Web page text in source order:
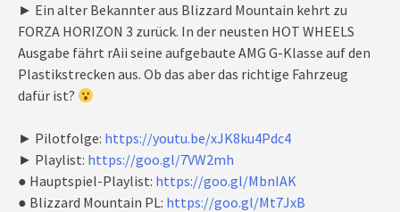
► Ein alter Bekannter aus Blizzard Mountain kehrt zu
FORZA HORIZON 3 zurück. In der neusten HOT WHEELS
Ausgabe fährt rAii seine aufgebaute AMG G-Klasse auf den
Plastikstrecken aus. Ob das aber das richtige Fahrzeug
dafür ist?
► Pilotfolge: https://youtu.be/xJK8ku4Pdc4
► Playlist: https://goo.gl/7VW2mh
● Hauptspiel-Playlist: https://goo.gl/MbnIAK
● Blizzard Mountain PL: https://goo.gl/Mt7JxB